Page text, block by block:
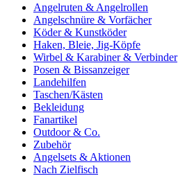
Angelruten & Angelrollen
Angelschnüre & Vorfächer
Köder & Kunstköder
Haken, Bleie, Jig-Köpfe
Wirbel & Karabiner & Verbinder
Posen & Bissanzeiger
Landehilfen
Taschen/Kästen
Bekleidung
Fanartikel
Outdoor & Co.
Zubehör
Angelsets & Aktionen
Nach Zielfisch